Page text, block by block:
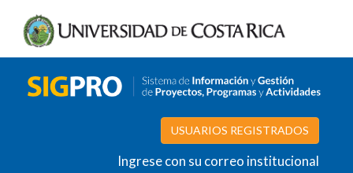
USUARIOS REGISTRADOS
Ingrese con su correo institucional